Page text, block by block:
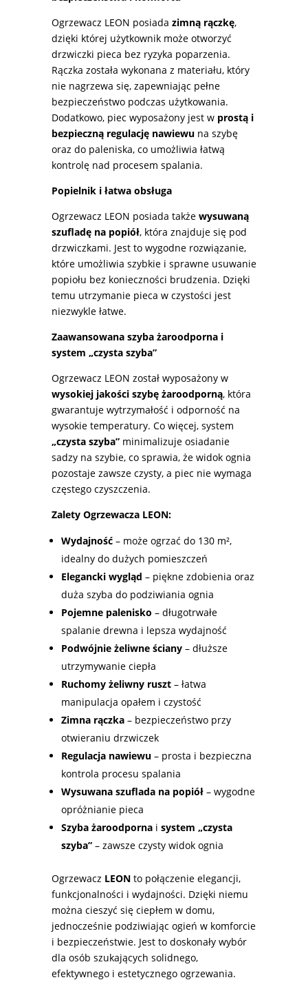
Ogrzewacz LEON posiada zimną rączkę,
dzięki której użytkownik może otworzyć
drzwiczki pieca bez ryzyka poparzenia.
Rączka została wykonana z materiału, który
nie nagrzewa się, zapewniając pełne
bezpieczeństwo podczas użytkowania.
Dodatkowo, piec wyposażony jest w prostą i
bezpieczną regulację nawiewuna szybę
oraz do paleniska, co umożliwia łatwą
kontrolę nad procesem spalania.
Popielnik i łatwa obsługa
Ogrzewacz LEON posiada także wysuwaną
szufladę na popiół, która znajduje się pod
drzwiczkami. Jest to wygodne rozwiązanie,
które umożliwia szybkie i sprawne usuwanie
popiołu bez konieczności brudzenia. Dzięki
temu utrzymanie pieca w czystości jest
niezwykle łatwe.
Zaawansowana szyba żaroodporna i
system „czysta szyba”
Ogrzewacz LEON został wyposażony w
wysokiej jakości szybę żaroodporną, która
gwarantuje wytrzymałość i odporność na
wysokie temperatury. Co więcej, system
„czysta szyba”minimalizuje osiadanie
sadzy na szybie, co sprawia, że widok ognia
pozostaje zawsze czysty, a piec nie wymaga
częstego czyszczenia.
Zalety Ogrzewacza LEON:
Wydajność– może ogrzać do 130 m²,
idealny do dużych pomieszczeń
Elegancki wygląd – piękne zdobienia oraz
duża szyba do podziwiania ognia
Pojemne palenisko – długotrwałe
spalanie drewna i lepsza wydajność
Podwójnie żeliwne ściany– dłuższe
utrzymywanie ciepła
Ruchomy żeliwny ruszt– łatwa
manipulacja opałem i czystość
Zimna rączka– bezpieczeństwo przy
otwieraniu drzwiczek
Regulacja nawiewu– prosta i bezpieczna
kontrola procesu spalania
Wysuwana szuflada na popiół– wygodne
opróżnianie pieca
Szyba żaroodpornai system „czysta
szyba”– zawsze czysty widok ognia
Ogrzewacz LEONto połączenie elegancji,
funkcjonalności i wydajności. Dzięki niemu
można cieszyć się ciepłem w domu,
jednocześnie podziwiając ogień w komforcie
i bezpieczeństwie. Jest to doskonały wybór
dla osób szukających solidnego,
efektywnego i estetycznego ogrzewania.